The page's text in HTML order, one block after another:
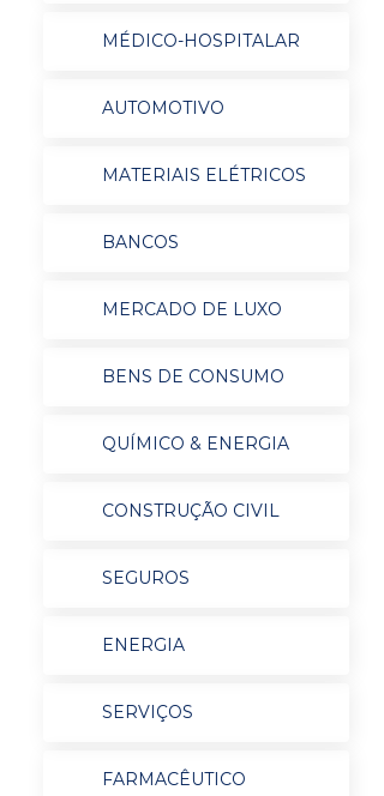
MÉDICO-HOSPITALAR
AUTOMOTIVO
MATERIAIS ELÉTRICOS
BANCOS
MERCADO DE LUXO
BENS DE CONSUMO
QUÍMICO & ENERGIA
CONSTRUÇÃO CIVIL
SEGUROS
ENERGIA
SERVIÇOS
FARMACÊUTICO